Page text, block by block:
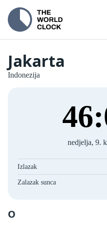
Jakarta
Indonezija
46:
nedjelja, 9.
Izlazak
Zalazak sunca
O